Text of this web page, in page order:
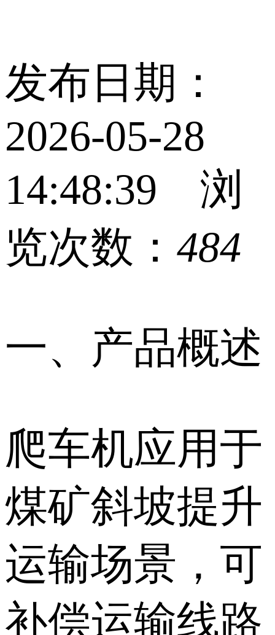
发布日期：
2026-05-28
14:48:39 浏
览次数： 484
一、产品概述
爬车机应用于
煤矿斜坡提升
运输场景，可
补偿运输线路